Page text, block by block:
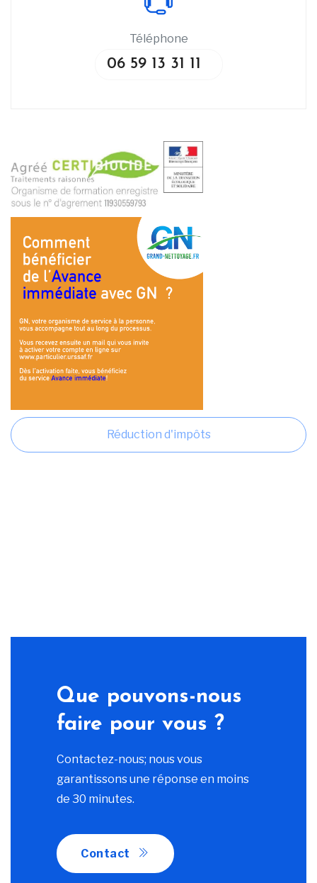
Téléphone
06 59 13 31 11
Réduction d'impôts
Que pouvons-nous
faire pour vous ?
Contactez-nous; nous vous
garantissons une réponse en moins
de 30 minutes.
Contact